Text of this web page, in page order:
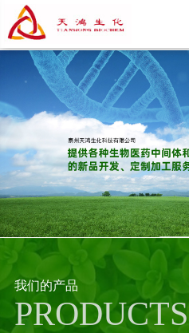
我们的产品
PRODUCTS